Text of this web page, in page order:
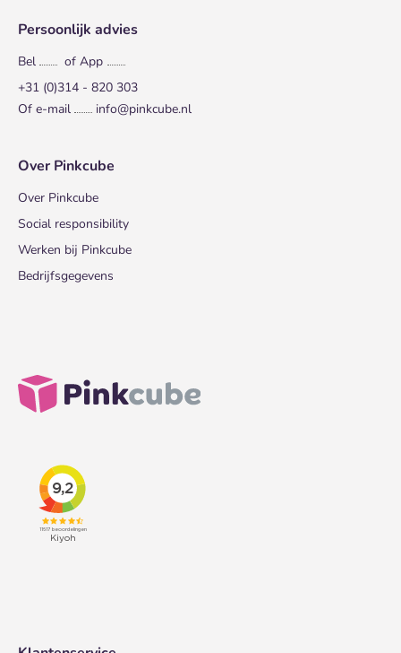
Persoonlijk advies
Bel
of App
+31 (0)314 - 820 303
Of e-mail
info@pinkcube.nl
Over Pinkcube
Over Pinkcube
Social responsibility
Werken bij Pinkcube
Bedrijfsgegevens